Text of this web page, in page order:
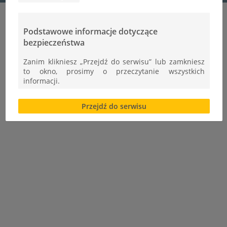
Podstawowe informacje dotyczące
bezpieczeństwa
Zanim klikniesz „Przejdź do serwisu” lub zamkniesz
to okno, prosimy o przeczytanie wszystkich
informacji.
Brak zgody bądź ograniczenie funkcjonalności plików
cookies lub local storage, może utrudnić lub
uniemożliwić korzystanie z Serwisu.
Przejdź do serwisu